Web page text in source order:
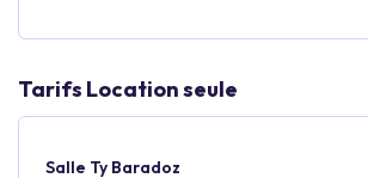
Tarifs Location seule
Salle Ty Baradoz